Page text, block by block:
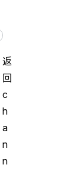
返
回
c
h
a
n
n